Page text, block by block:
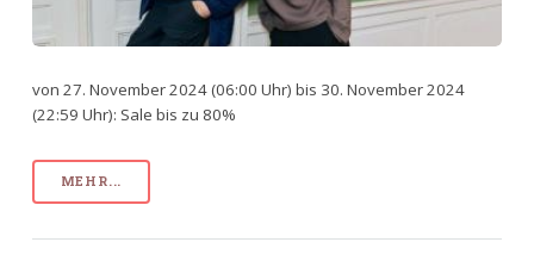
von 27. November 2024 (06:00 Uhr) bis 30. November 2024
(22:59 Uhr): Sale bis zu 80%
MEHR...